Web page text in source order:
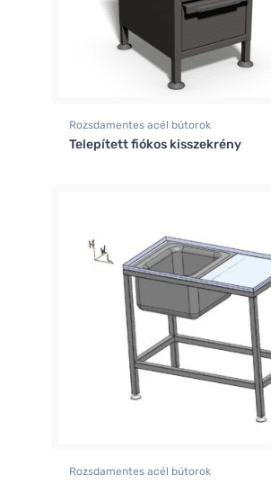
Rozsdamentes acél bútorok
Telepített fiókos kisszekrény
Rozsdamentes acél bútorok